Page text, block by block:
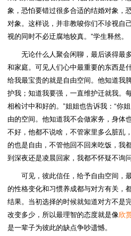
象，恐怕要错过很多合适的结婚对象，
对象。这样说，并非教唆你们不珍视自
视的同时不必迂腐地较真。”学生释然。
无论什么人聚会闲聊，最后谈得最
和家庭。可见人们心中最重要的东西是
给我最宝贵的就是自由空间。他知道我
护我；知道我要强，一直维护迁就我。
相检讨中和好的。”姐姐也告诉我：“你
由的空间。他知道我不会做家务，身体
不好，他都不说啥，不管家里多么脏乱
的也是自由，不管他回不回来吃饭，我
到深夜还是凌晨回家，我都不怀疑不询
可见，彼此信任，给予自由空间，
的性格变化和习惯养成都与对方有关，
结果。当初选择的时候就知道对方不是
改变多少，所以最理智的态度就是像欣
是一辈子为彼此的缺点争吵遗憾。